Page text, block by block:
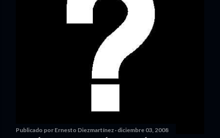
Publicado por Ernesto Diezmartínez diciembre 03, 2008